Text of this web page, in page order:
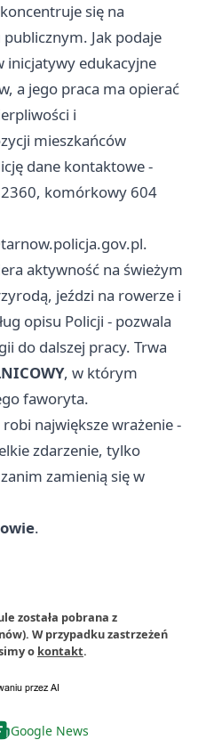
się na
Jak podaje
inicjatywy edukacyjne
a jego praca ma opierać
i
mieszkańców
dane kontaktowe -
komórkowy 604
.
aktywność na świeżym
jeździ na rowerze i
opisu Policji - pozwala
do dalszej pracy. Trwa
, w którym
faworyta.
robi największe wrażenie -
zdarzenie, tylko
zamienią się w
.
została pobrana z
W przypadku zastrzeżeń
o kontakt.
Google News